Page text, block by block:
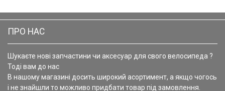
ПРО НАС
Шукаєте нові запчастини чи аксесуар для свого велосипеда ?
Тоді вам до нас
В нашому магазині досить широкий асортимент, а якщо чогось
і не знайшли то можливо придбати товар під замовлення.